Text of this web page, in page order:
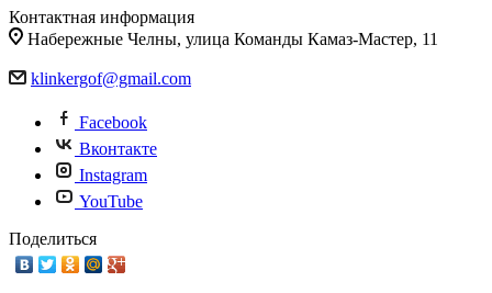
Контактная информация
Набережные Челны, улица Команды Камаз-Мастер, 11
klinkergof@gmail.com
Facebook
Вконтакте
Instagram
YouTube
Поделиться